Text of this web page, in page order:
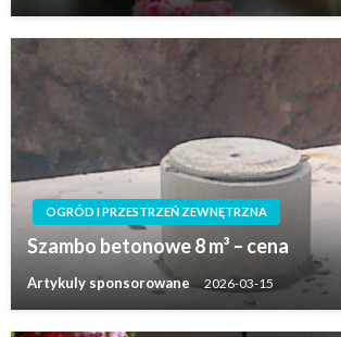
OGRÓD I PRZESTRZEŃ ZEWNĘTRZNA
Szambo betonowe 8 m³ – cena
Artykuly sponsorowane 2026-03-15